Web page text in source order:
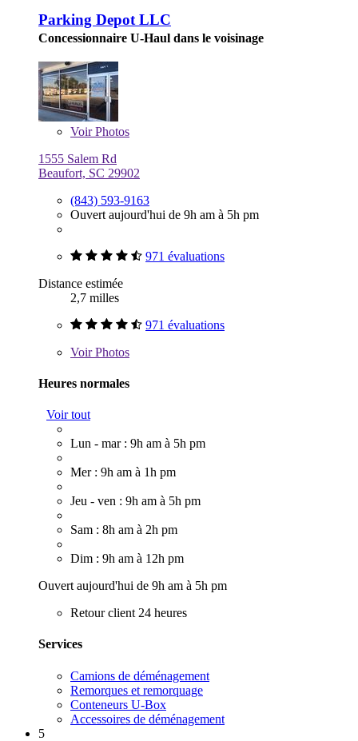
Parking Depot LLC
Concessionnaire U-Haul dans le voisinage
VoirPhotos
1555 Salem Rd
Beaufort, SC 29902
(843) 593-9163
Ouvert aujourd'hui de 9h am à 5h pm
971 évaluations
Distance estimée
2,7 milles
971 évaluations
VoirPhotos
Heures normales
Voir tout
Lun - mar : 9h am à 5h pm
Mer : 9h am à 1h pm
Jeu - ven : 9h am à 5h pm
Sam : 8h am à 2h pm
Dim : 9h am à 12h pm
Ouvert aujourd'hui de 9h am à 5h pm
Retour client 24 heures
Services
Camions de déménagement
Remorques et remorquage
Conteneurs U-Box
Accessoires de déménagement
5